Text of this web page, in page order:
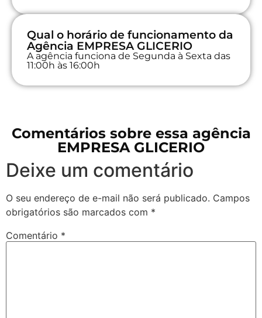
Qual o horário de funcionamento da
Agência EMPRESA GLICERIO
A agência funciona de Segunda à Sexta das
11:00h às 16:00h
Comentários sobre essa agência
EMPRESA GLICERIO
Deixe um comentário
O seu endereço de e-mail não será publicado. Campos
obrigatórios são marcados com *
Comentário *